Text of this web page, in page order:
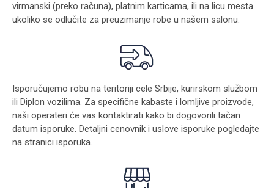
virmanski (preko računa), platnim karticama, ili na licu mesta
ukoliko se odlučite za preuzimanje robe u našem salonu.
Isporučujemo robu na teritoriji cele Srbije, kurirskom službom
ili Diplon vozilima. Za specifične kabaste i lomljive proizvode,
naši operateri će vas kontaktirati kako bi dogovorili tačan
datum isporuke. Detaljni cenovnik i uslove isporuke pogledajte
na stranici isporuka.